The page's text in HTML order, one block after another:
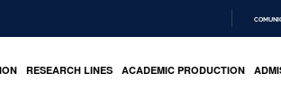
O
RESEARCH LINES ACADEMIC PRODUCTION